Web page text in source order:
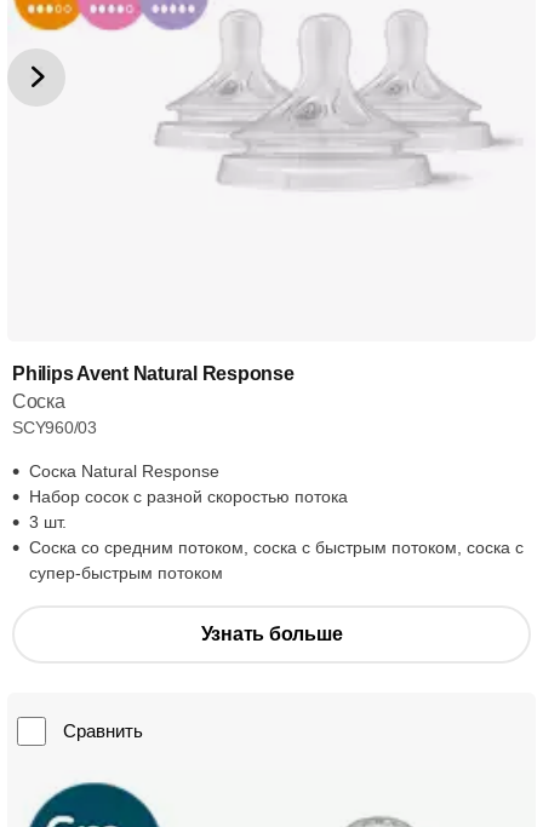
Philips Avent Natural Response
Соска
SCY960/03
Соска Natural Response
Набор сосок с разной скоростью потока
3 шт.
Соска со средним потоком, соска с быстрым потоком, соска с
супер-быстрым потоком
Узнать больше
Сравнить